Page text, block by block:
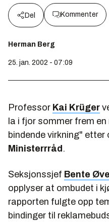
Del Kommenter
Herman Berg
25. jan. 2002 - 07:09
Professor Kai Krüger
la i fjor sommer frem
bindende virkning" etter
Ministerrråd .
Seksjonssjef Bente
opplyser at ombudet i
rapporten fulgte opp
bindinger til